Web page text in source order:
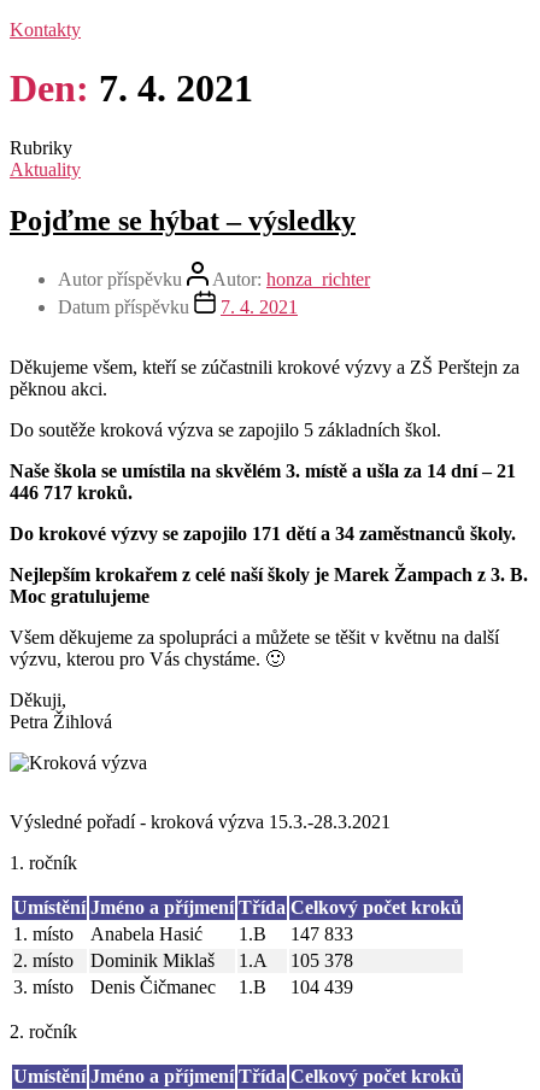
Kontakty
Den: 7. 4. 2021
Rubriky
Aktuality
Pojďme se hýbat – výsledky
Autor příspěvku Autor: honza_richter
Datum příspěvku
7. 4. 2021
Děkujeme všem, kteří se zúčastnili krokové výzvy a ZŠ Perštejn za
pěknou akci.
Do soutěže kroková výzva se zapojilo 5 základních škol.
Naše škola se umístila na skvělém 3. místě a ušla za 14 dní – 21
446 717 kroků.
Do krokové výzvy se zapojilo 171 dětí a 34 zaměstnanců školy.
Nejlepším krokařem z celé naší školy je Marek Žampach z 3. B.
Moc gratulujeme
Všem děkujeme za spolupráci a můžete se těšit v květnu na další
výzvu, kterou pro Vás chystáme. 🙂
Děkuji,
Petra Žihlová
Výsledné pořadí - kroková výzva 15.3.-28.3.2021
1. ročník
Umístění Jméno a příjmení Třída Celkový počet kroků
1. místo
Anabela Hasić 1.B
147 833
2. místo
Dominik Miklaš 1.A
105 378
3. místo
Denis Čičmanec 1.B 104 439
2. ročník
Umístění Jméno a příjmení Třída Celkový počet kroků